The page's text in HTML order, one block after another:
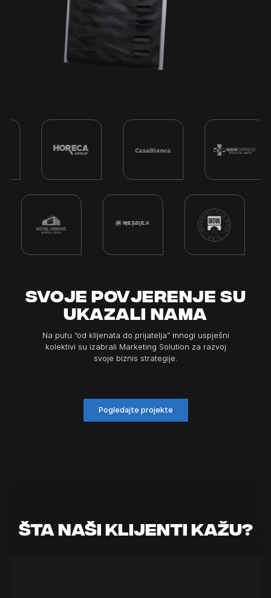
Svoje povjerenje su
ukazali nama
Na putu “od klijenata do prijatelja” mnogi uspješni
kolektivi su izabrali Marketing Solution za razvoj
svoje biznis strategije.
Pogledajte projekte
ŠTA NAŠI KLIJENTI KAŽU?